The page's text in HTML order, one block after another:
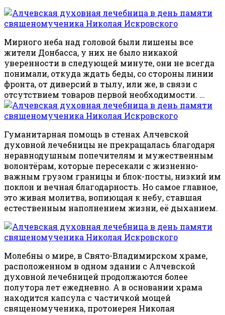
Мирного неба над головой были лишены все
жители Донбасса, у них не было никакой
уверенности в следующей минуте, они не всегда
понимали, откуда ждать беды, со стороны линии
фронта, от диверсий в тылу, или же, в связи с
отсутствием товаров первой необходимости. …
Гуманитарная помощь в стенах Алчевской
духовной лечебницы не прекращалась благодаря
неравнодушным попечителям и мужественным
волонтёрам, которые пересекали с жизненно-
важным грузом границы и блок-посты, низкий им
поклон и вечная благодарность. Но самое главное,
это живая молитва, вопиющая к небу, ставшая
естественным наполнением жизни, её дыханием.
Молебны о мире, в Свято-Владимирском храме,
расположенном в одном здании с Алчевской
духовной лечебницей продолжаются более
полутора лет ежедневно. А в основании храма
находится капсула с частичкой мощей
священомученика, протоиерея Николая